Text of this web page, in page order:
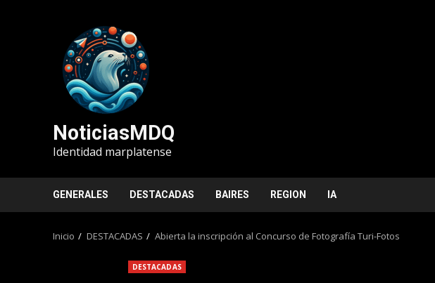
NoticiasMDQ
Identidad marplatense
GENERALES DESTACADAS BAIRES REGION IA
Inicio DESTACADAS Abierta la inscripción al Concurso de Fotografía Turi-Fotos
DESTACADAS